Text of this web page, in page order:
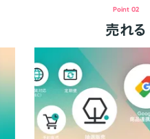
Point 02
売れる